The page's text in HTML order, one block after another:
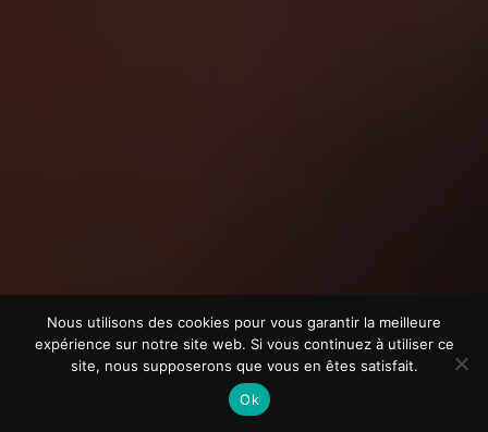
Nous utilisons des cookies pour vous garantir la meilleure
expérience sur notre site web. Si vous continuez à utiliser ce
site, nous supposerons que vous en êtes satisfait.
Ok